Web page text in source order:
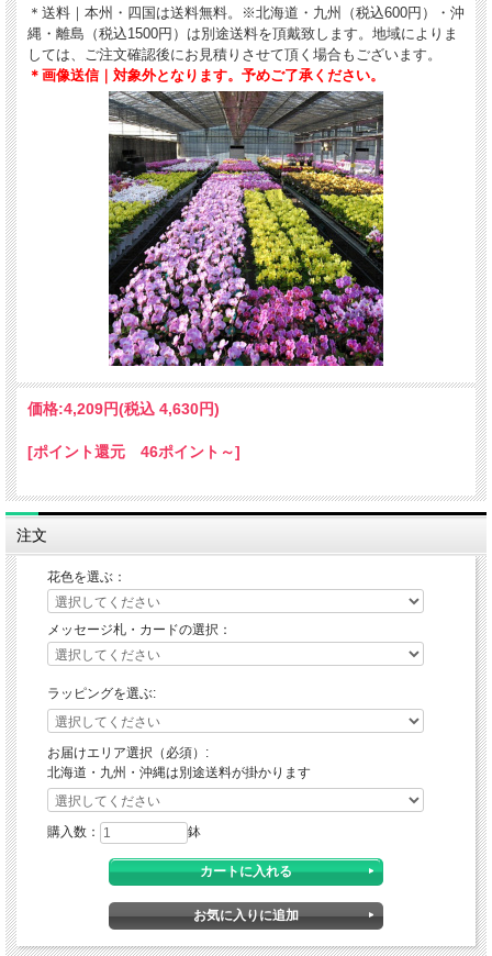
＊送料｜本州・四国は送料無料。※北海道・九州（税込600円）・沖
縄・離島（税込1500円）は別途送料を頂戴致します。地域によりま
しては、ご注文確認後にお見積りさせて頂く場合もございます。
＊画像送信｜対象外となります。予めご了承ください。
価格:4,209円(税込 4,630円)
[ポイント還元 46ポイント～]
注文
花色を選ぶ：
メッセージ札・カードの選択：
ラッピングを選ぶ:
お届けエリア選択（必須）:
北海道・九州・沖縄は別途送料が掛かります
購入数： 鉢